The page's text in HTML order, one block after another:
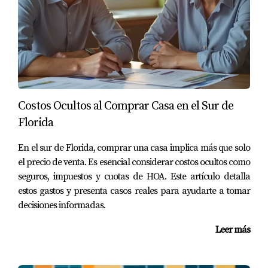
estos cambios son motivo para estar optimistas. Mariana
Romero está aquí para ayudarte a navegar este
emocionante panorama inmobiliario; si estás
considerando comprar o vender una propiedad en
Doral, ¡no dudes en contactarla! Juntos podemos
ciudad tiene para ofrecer.
Preguntas Frecuentes
¿Cuándo comenzarán las obras de
infraestructura?
Las obras están programadas para comenzar a
exactas pueden variar según los permisos necesarios.
¿Cómo afectarán estos proyectos al tráfico
Costos Ocultos al Comprar Casa en el Sur de
Florida
En el sur de Florida, comprar una casa implica más que solo
el precio de venta. Es esencial considerar costos ocultos como
seguros, impuestos y cuotas de HOA. Este artículo detalla
estos gastos y presenta casos reales para ayudarte a tomar
decisiones informadas.
Leer más